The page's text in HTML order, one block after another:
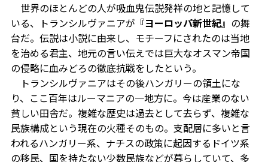
世界のほとんどの人が吸血鬼伝説発祥の地と記憶して
いる、トランシルヴァニアが 『ヨーロッパ新世紀』 の舞
台だ。伝説は小説に由来し、モチーフにされたのは当地
を治める君主、地元の言い伝えでは巨大なオスマン帝国
の侵略に血みどろの徹底抗戦をしたという。
トランシルヴァニアはその後ハンガリーの領土にな
り、ここ百年はルーマニアの一地方に。今は産業のない
貧しい田舎だ。複雑な歴史は過去として去らず、複雑な
民族構成という現在の火種そのもの。支配層に多いと言
われるハンガリー系、ナチスの政策に起因するドイツ系
の移民、国を持たない少数民族などが暮らしていて、多